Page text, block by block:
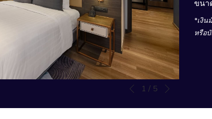
Slideshow
buttons
Clicking
the
Previous
1 / 5
ขนา
*เงิน
หรือ